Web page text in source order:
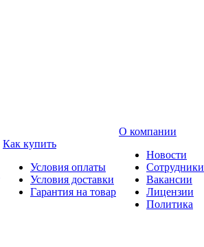
Как купить
Условия оплаты
Условия доставки
Гарантия на товар
О компании
Новости
Сотрудники
Вакансии
Лицензии
Политика